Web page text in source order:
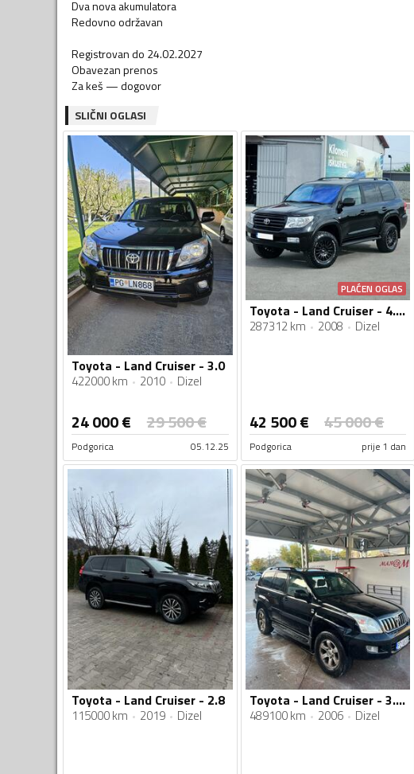
Dva nova akumulatora
Redovno održavan
Registrovan do 24.02.2027
Obavezan prenos
Za keš — dogovor
SLIČNI OGLASI
Toyota - Land Cruiser - 3.0
422000 km 2010 Dizel
24 000€ 29 500€
Podgorica 05.12.25
PLAĆEN OGLAS
Toyota - Land Cruiser - 4.5D-4D V8
287312 km 2008 Dizel
42 500€ 45 000€
Podgorica prije 1 dan
Toyota - Land Cruiser - 2.8
115000 km 2019 Dizel
Toyota - Land Cruiser - 3.0 tdi
489100 km 2006 Dizel